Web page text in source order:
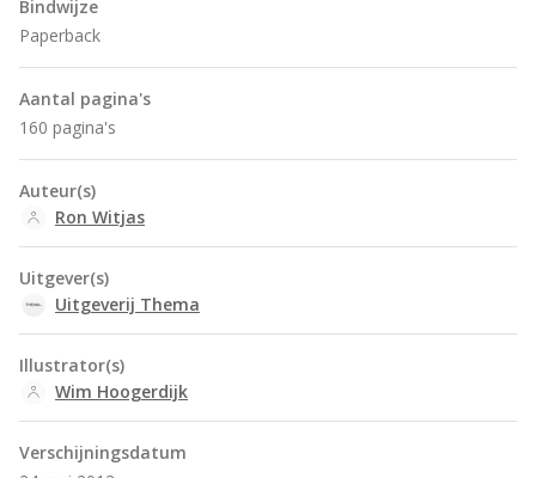
Bindwijze
Paperback
Aantal pagina's
160 pagina's
Auteur(s)
Ron Witjas
Uitgever(s)
Uitgeverij Thema
Illustrator(s)
Wim Hoogerdijk
Verschijningsdatum